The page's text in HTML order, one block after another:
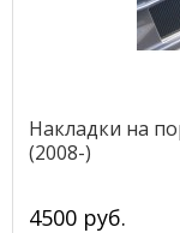
Накладки на
(2008-)
4500 руб.